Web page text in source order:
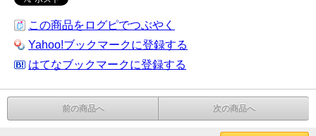
この商品をログピでつぶやく
Yahoo!ブックマークに登録する
はてなブックマークに登録する
前の商品へ 次の商品へ